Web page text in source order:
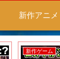
新作アニメ
新作ゲーム